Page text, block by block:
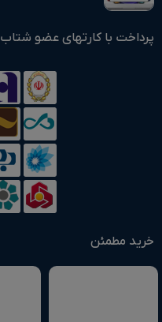
پرداخت با کارتهای عضو شتاب
خرید مطمئن